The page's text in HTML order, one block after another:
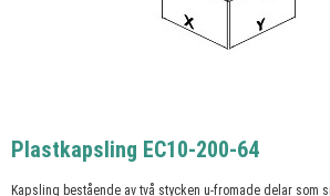
Plastkapsling EC10-200-64
Kapsling bestående av två stycken u-fromade delar som